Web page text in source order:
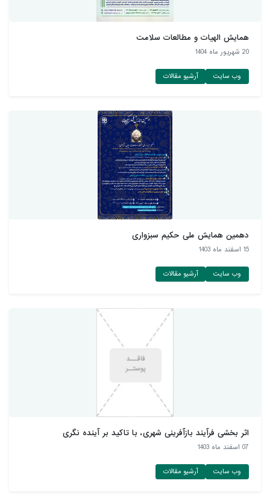
همایش الهیات و مطالعات سلامت
20 شهريور ماه 1404
وب سایت آرشیو مقالات
دهمین همایش ملی حکیم سبزواری
15 اسفند ماه 1403
وب سایت آرشیو مقالات
اثر بخشی فرآیند بازآفرینی شهری، با تاکید بر آینده نگری
07 اسفند ماه 1403
وب سایت آرشیو مقالات